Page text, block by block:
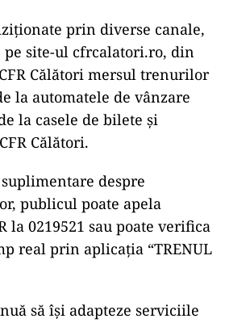
prin diverse canale,
site-ul cfrcalatori.ro, din
Călători mersul trenurilor
la automatele de vânzare
la casele de bilete și
Călători.
despre
publicul poate apela
la 0219521 sau poate verifica
real prin aplicația “TRENUL
să își adapteze serviciile